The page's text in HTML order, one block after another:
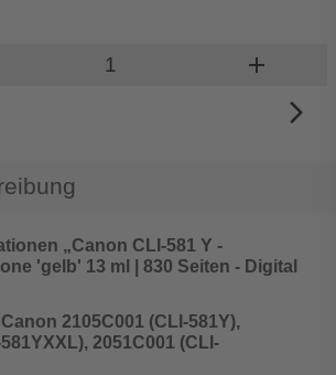
Produkt Warenkorb
add
arrow_forward_ios
„Canon CLI-581 Y -
'gelb' 13 ml | 830 Seiten - Digital
2105C001 (CLI-581Y),
2051C001 (CLI-